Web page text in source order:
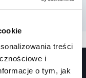
treści
i
o tym, jak